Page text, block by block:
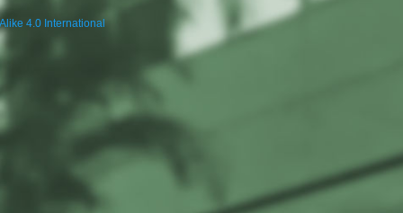
4.0 International